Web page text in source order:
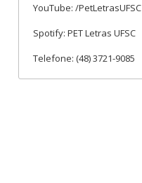
YouTube: /PetLetrasUFSC
Spotify: PET Letras UFSC
Telefone: (48) 3721-9085